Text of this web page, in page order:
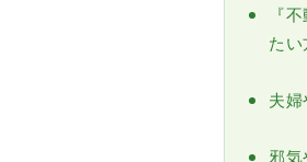
『
た
夫
邪